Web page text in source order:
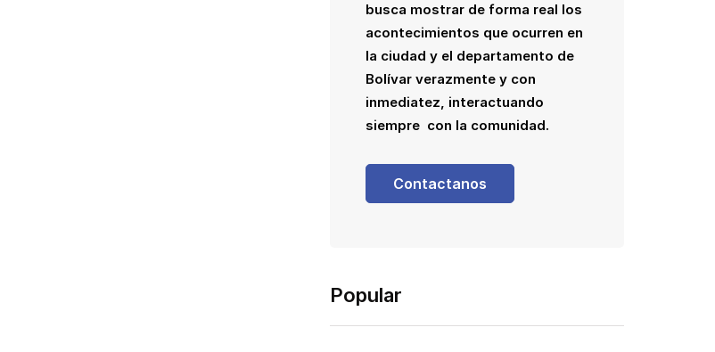
busca mostrar de forma real los
acontecimientos que ocurren en
la ciudad y el departamento de
Bolívar verazmente y con
inmediatez, interactuando
siempre con la comunidad.
Contactanos
Popular